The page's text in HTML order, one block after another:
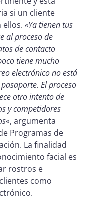
si un cliente
«Ya tienen tus
al proceso de
de contacto
tiene mucho
electrónico no está
El proceso
otro intento de
y competidores
«, argumenta
Programas de
La finalidad
facial es
rostros e
como